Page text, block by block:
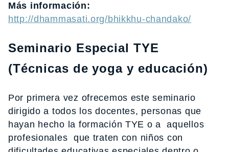
Más información:
http://dhammasati.org/bhikkhu-chandako/
Seminario Especial TYE
(Técnicas de yoga y educación)
Por primera vez ofrecemos este seminario
dirigido a todos los docentes, personas que
hayan hecho la formación TYE o a aquellos
profesionales que traten con niños con